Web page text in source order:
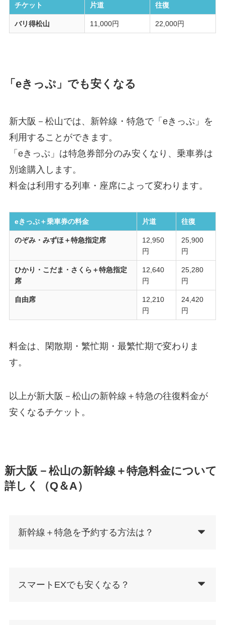
チケット 片道 往復
バリ得松山 11,000円 22,000円
「eきっぷ」でも安くなる
新大阪－松山では、新幹線・特急で「eきっぷ」を
利用することができます。
「eきっぷ」は特急券部分のみ安くなり、乗車券は
別途購入します。
料金は利用する列車・座席によって変わります。
eきっぷ＋乗車券の料金 片道 往復
のぞみ・みずほ＋特急指定席
12,950
円
25,900
円
ひかり・こだま・さくら＋特急指定
席
12,640
円
25,280
円
自由席
12,210
円
24,420
円
料金は、閑散期・繁忙期・最繁忙期で変わりま
す。
以上が新大阪－松山の新幹線＋特急の往復料金が
安くなるチケット。
新大阪－松山の新幹線＋特急料金について
詳しく（Q＆A）
新幹線＋特急を予約する方法は？
スマートEXでも安くなる？